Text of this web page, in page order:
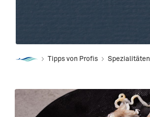
Tipps von Profis Spezialitäten